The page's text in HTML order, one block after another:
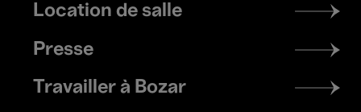
Location de salle
Presse
Travailler à Bozar